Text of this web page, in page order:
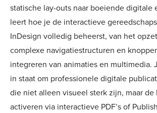
statische lay-outs naar boeiende digitale
leert hoe je de interactieve
InDesign volledig beheerst, van het
complexe navigatiestructuren en
integreren van animaties en multimedia.
in staat om professionele digitale
die niet alleen visueel sterk zijn, maar
activeren via interactieve PDF’s of